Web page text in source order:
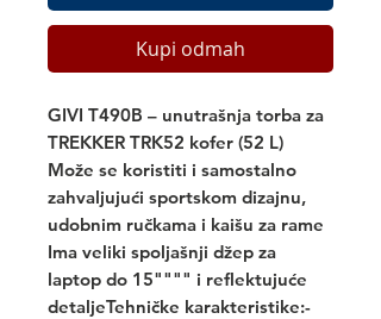
Kupi odmah
GIVI T490B – unutrašnja torba za
TREKKER TRK52 kofer (52 L)
Može se koristiti i samostalno
zahvaljujući sportskom dizajnu,
udobnim ručkama i kaišu za rame
Ima veliki spoljašnji džep za
laptop do 15"""" i reflektujuće
detaljeTehničke karakteristike:-